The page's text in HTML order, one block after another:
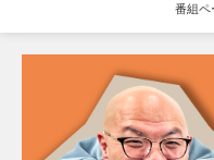
ュ
ー
番組ペ